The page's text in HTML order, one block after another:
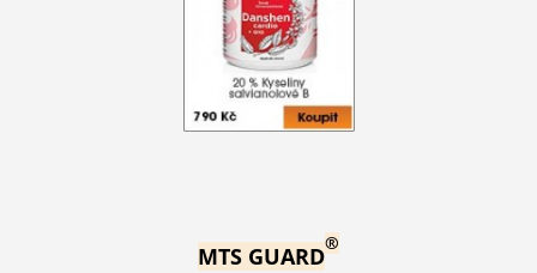
MTS GUARD®